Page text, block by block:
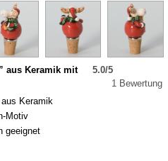
aus Keramik mit
Keramik
Motiv
geeignet
5.0/5
1 Bewertung